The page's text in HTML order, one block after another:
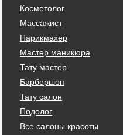
Косметолог
Массажист
Парикмахер
Мастер маникюра
Тату мастер
Барбершоп
Тату салон
Подолог
Все салоны красоты